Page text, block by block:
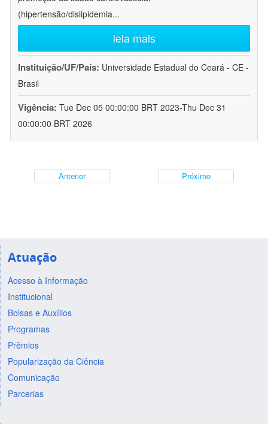
(hipertensão/dislipidemia...
leia mais
Instituição/UF/País: Universidade Estadual do Ceará - CE -
Brasil
Vigência: Tue Dec 05 00:00:00 BRT 2023-Thu Dec 31
00:00:00 BRT 2026
Anterior Próximo
Atuação
Acesso à Informação
Institucional
Bolsas e Auxílios
Programas
Prêmios
Popularização da Ciência
Comunicação
Parcerias